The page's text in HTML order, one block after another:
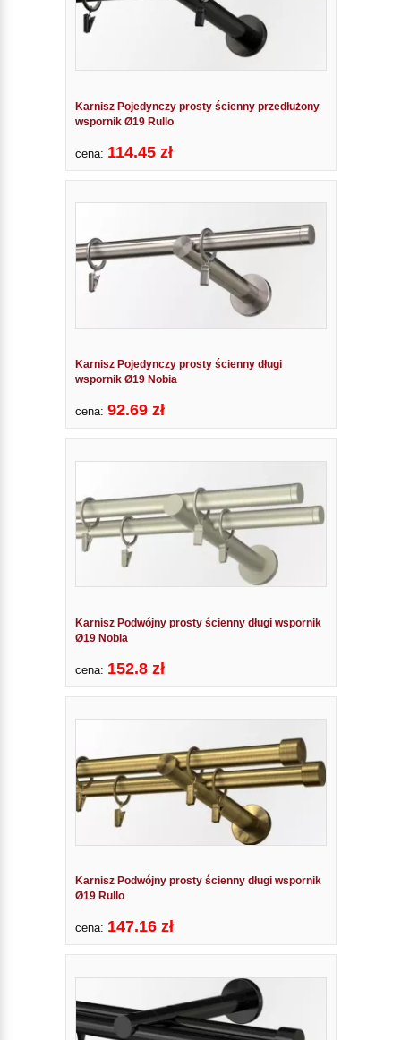
Karnisz Pojedynczy prosty ścienny przedłużony
wspornik Ø19 Rullo
cena: 114.45 zł
Karnisz Pojedynczy prosty ścienny długi
wspornik Ø19 Nobia
cena: 92.69 zł
Karnisz Podwójny prosty ścienny długi wspornik
Ø19 Nobia
cena: 152.8 zł
Karnisz Podwójny prosty ścienny długi wspornik
Ø19 Rullo
cena: 147.16 zł